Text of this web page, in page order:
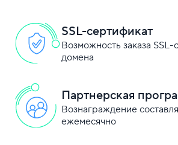
SSL-сертификат
Возможность заказа SSL-
домена
Партнерская
Вознаграждение
ежемесячно